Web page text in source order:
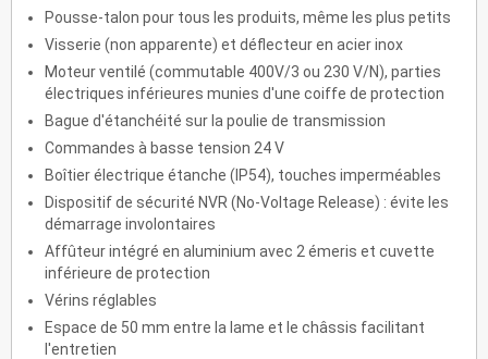
Pousse-talon pour tous les produits, même les plus petits
Visserie (non apparente) et déflecteur en acier inox
Moteur ventilé (commutable 400V/3 ou 230 V/N), parties
électriques inférieures munies d'une coiffe de protection
Bague d'étanchéité sur la poulie de transmission
Commandes à basse tension 24 V
Boîtier électrique étanche (IP54), touches imperméables
Dispositif de sécurité NVR (No-Voltage Release) : évite les
démarrage involontaires
Affûteur intégré en aluminium avec 2 émeris et cuvette
inférieure de protection
Vérins réglables
Espace de 50 mm entre la lame et le châssis facilitant
l'entretien